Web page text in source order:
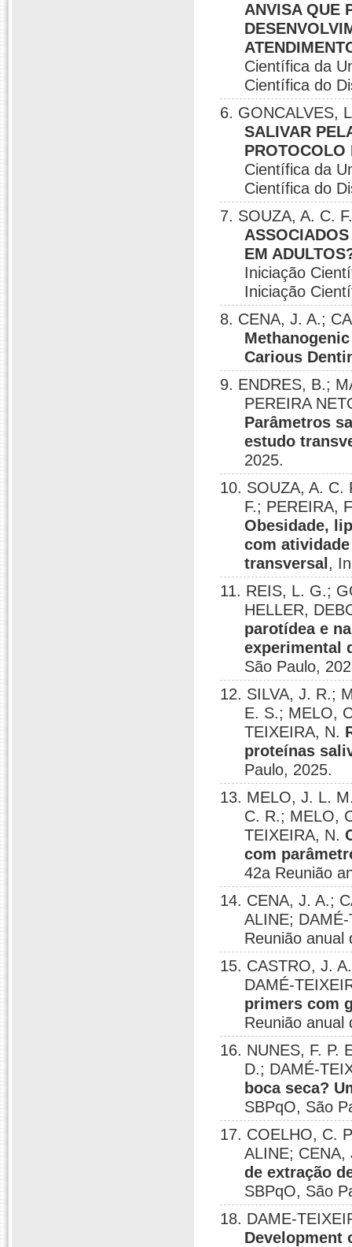
ANVISA QUE
Científica da
Científica do
6. GONCALVES,
SALIVAR
PROTOCOLO
Científica da
Científica do
7. SOUZA, A. C.
EM
Iniciação
Iniciação
8. CENA, J. A.;
Carious
9. ENDRES, B.;
PEREIRA
Parâmetros
estudo
2025.
10. SOUZA, A. C.
F.; PEREIRA,
Obesidade,
com
transversal ,
11. REIS, L. G.;
HELLER,
parotídea e
experimental
São Paulo,
12. SILVA, J. R.;
E. S.; MELO,
TEIXEIRA, N.
proteínas
Paulo, 2025.
13. MELO, J. L.
C. R.; MELO,
TEIXEIRA, N.
com
42a Reunião
14. CENA, J. A.;
ALINE;
Reunião anual
15. CASTRO, J.
DAMÉ-
primers com
Reunião anual
16. NUNES, F. P.
D.; DAMÉ-
boca seca?
SBPqO, São
17. COELHO, C.
ALINE;
de extração
SBPqO, São
18. DAME-
Development